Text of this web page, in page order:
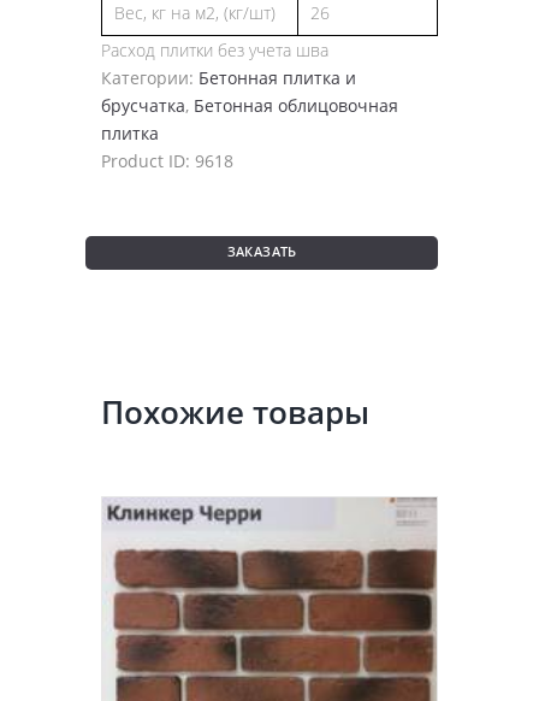
Вес, кг на м2, (кг/шт)
26
Расход плитки без учета шва
Категории: Бетонная плитка и
брусчатка, Бетонная облицовочная
плитка
Product ID: 9618
ЗАКАЗАТЬ
Похожие товары